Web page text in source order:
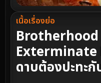
เนื้อเรื่องย่อ
Exterminate
ดาบต้องปะทะ